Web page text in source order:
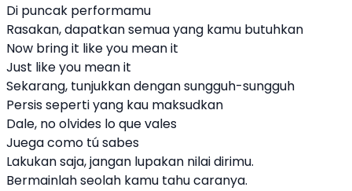
Di puncak performamu
Rasakan, dapatkan semua yang kamu butuhkan
Now bring it like you mean it
Just like you mean it
Sekarang, tunjukkan dengan sungguh-sungguh
Persis seperti yang kau maksudkan
Dale, no olvides lo que vales
Juega como tú sabes
Lakukan saja, jangan lupakan nilai dirimu.
Bermainlah seolah kamu tahu caranya.